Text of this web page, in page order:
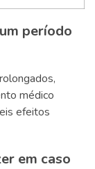
período
médico
efeitos
em caso